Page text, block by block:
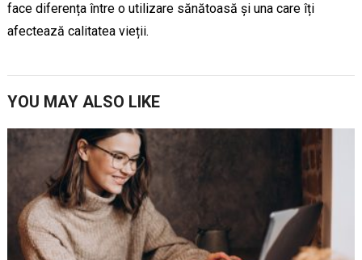
face diferența între o utilizare sănătoasă și una care îți
afectează calitatea vieții.
YOU MAY ALSO LIKE